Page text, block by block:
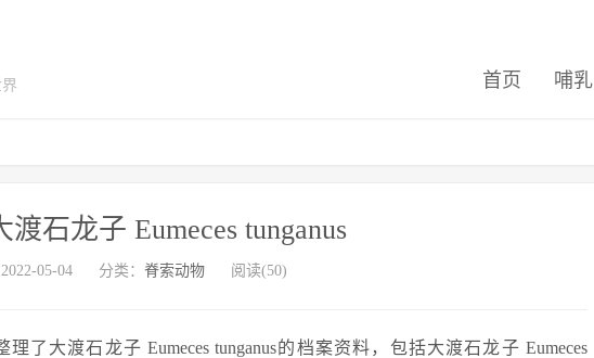
首页 哺乳
渡石龙子 Eumeces tunganus
2022-05-04 分类： 脊索动物 阅读(50)
了大渡石龙子 Eumeces tunganus的档案资料，包括大渡石龙子 Eumeces